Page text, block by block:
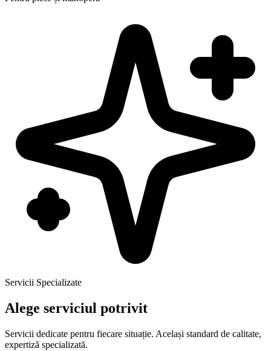
Servicii Specializate
Alege serviciul potrivit
Servicii dedicate pentru fiecare situație. Același standard de calitate,
expertiză specializată.